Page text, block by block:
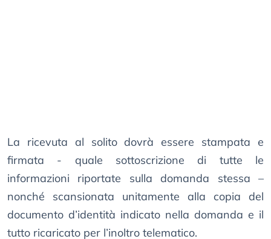
La ricevuta al solito dovrà essere stampata e
firmata - quale sottoscrizione di tutte le
informazioni riportate sulla domanda stessa –
nonché scansionata unitamente alla copia del
documento d’identità indicato nella domanda e il
tutto ricaricato per l’inoltro telematico.